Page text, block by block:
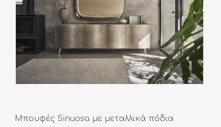
Μπουφές Sinuosa με μεταλλικά πόδια